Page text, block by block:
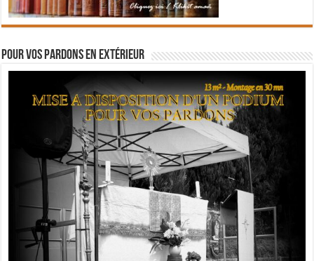
Pour vos pardons en extérieur